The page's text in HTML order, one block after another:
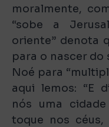
moralmente,
“sobe a
oriente” denota
para o nascer do
Noé para
aqui lemos: “E
nós uma
toque nos